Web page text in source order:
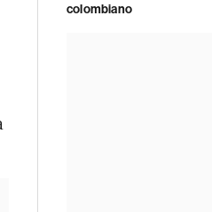
colombiano